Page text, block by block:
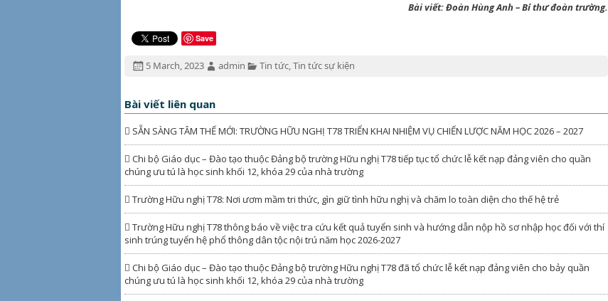
Bài viết: Đoàn Hùng Anh – Bí thư đoàn trường.
Save
Đăng
5 March, 2023
Tác
admin
Chuyên
Tin tức,Tin tức sự kiện
Bài viết liên quan
SẴN SÀNG TÂM THẾ MỚI: TRƯỜNG HỮU NGHỊ T78 TRIỂN KHAI NHIỆM VỤ CHIẾN LƯỢC NĂM HỌC 2026 – 2027
Chi bộ Giáo dục – Đào tạo thuộc Đảng bộ trường Hữu nghị T78 tiếp tục tổ chức lễ kết nạp đảng viên cho quần
chúng ưu tú là học sinh khối 12, khóa 29 của nhà trường
Trường Hữu nghị T78: Nơi ươm mầm tri thức, gìn giữ tình hữu nghị và chăm lo toàn diện cho thế hệ trẻ
Trường Hữu nghị T78 thông báo về việc tra cứu kết quả tuyển sinh và hướng dẫn nộp hồ sơ nhập học đối với thí
sinh trúng tuyển hệ phổ thông dân tộc nội trú năm học 2026-2027
Chi bộ Giáo dục – Đào tạo thuộc Đảng bộ trường Hữu nghị T78 đã tổ chức lễ kết nạp đảng viên cho bảy quần
chúng ưu tú là học sinh khối 12, khóa 29 của nhà trường